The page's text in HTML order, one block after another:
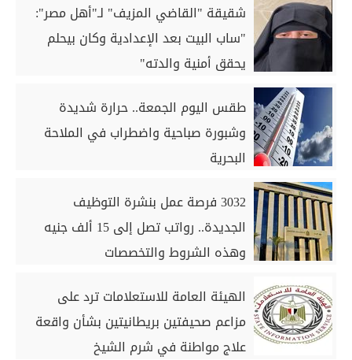
شقيقة "القاضي المزيف" لـ"أهل مصر":
"ساب البيت بعد الإعدادية وكان بيحلم
يحقق أمنية والدته"
طقس اليوم الجمعة.. حرارة شديدة
وشبورة صباحية واضطراب في الملاحة
البحرية
3032 فرصة عمل بنشرة التوظيف
الجديدة.. رواتب تصل إلى 15 ألف جنيه
وهذه الشروط والتخصصات
الهيئة العامة للاستعلامات ترد على
مزاعم صحيفتين بريطانيتين بشأن واقعة
علاج مواطنة في شرم الشيخ